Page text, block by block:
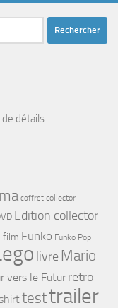
de détails
coffret collector
Edition collector
film Funko Funko Pop
livre Mario
vers le Futur retro
testtrailer